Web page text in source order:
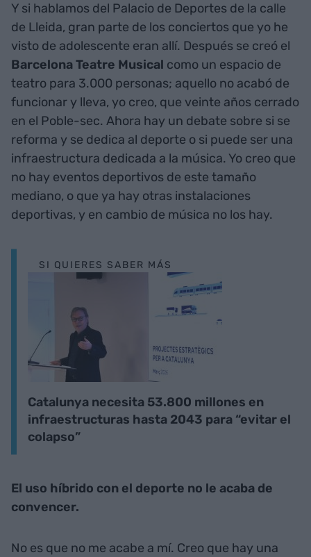
Y si hablamos del Palacio de Deportes de la calle
de Lleida, gran parte de los conciertos que yo he
visto de adolescente eran allí. Después se creó el
Barcelona Teatre Musical como un espacio de
teatro para 3.000 personas; aquello no acabó de
funcionar y lleva, yo creo, que veinte años cerrado
en el Poble-sec. Ahora hay un debate sobre si se
reforma y se dedica al deporte o si puede ser una
infraestructura dedicada a la música. Yo creo que
no hay eventos deportivos de este tamaño
mediano, o que ya hay otras instalaciones
deportivas, y en cambio de música no los hay.
SI QUIERES SABER MÁS
Catalunya necesita 53.800 millones en
infraestructuras hasta 2043 para “evitar el
colapso”
El uso híbrido con el deporte no le acaba de
convencer.
No es que no me acabe a mí. Creo que hay una